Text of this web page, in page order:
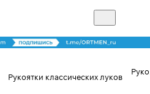
Рукоятки классических луков